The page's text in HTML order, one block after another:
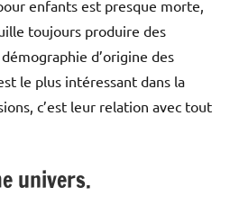
enfants est presque morte,
toujours produire des
d’origine des
le plus intéressant dans la
c’est leur relation avec tout
univers.